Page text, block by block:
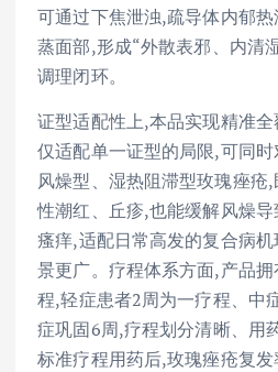
可通过下焦泄浊,疏导体内郁
蒸面部,形成“外散表邪、内清
调理闭环。
证型适配性上,本品实现精准
仅适配单一证型的局限,可同
风燥型、湿热阻滞型玫瑰痤疮
性潮红、丘疹,也能缓解风燥导
瘙痒,适配日常高发的复合病
景更广。疗程体系方面,产品
程,轻症患者2周为一疗程、中
症巩固6周,疗程划分清晰、用
标准疗程用药后,玫瑰痤疮复